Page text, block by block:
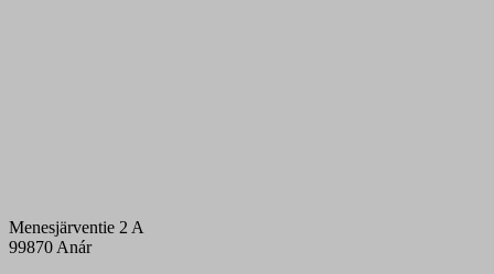
Menesjärventie 2 A
99870 Anár